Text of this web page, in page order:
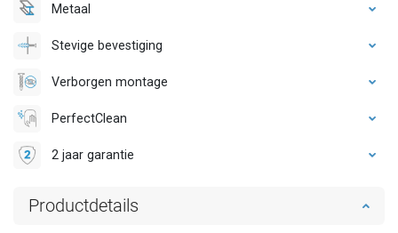
Metaal
Stevige bevestiging
Verborgen montage
PerfectClean
2 jaar garantie
Productdetails